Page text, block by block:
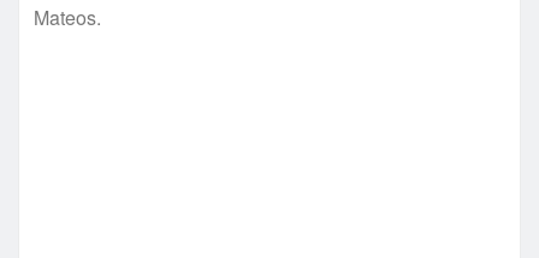
Mateos.